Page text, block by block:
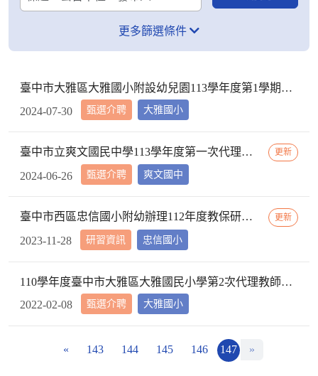
更多篩選條件
甄選介聘
臺中市大雅區大雅國小附設幼兒園113學年度第1學期【代理教師】招考甄選錄取公告，已足額錄取，不續辦甄選作業。
大雅國小
2024-07-30
甄選介聘
臺中市立爽文國民中學113學年度第一次代理教師甄選簡章(一次公告分次招考) 更新
爽文國中
2024-06-26
研習資訊
臺中市西區忠信國小附幼辦理112年度教保研習─ 「嬰幼用藥安全~就是「藥」你好好的」，請鼓勵貴校(園)教保服務人員踴躍參加 更新
忠信國小
2023-11-28
甄選介聘
110學年度臺中市大雅區大雅國民小學第2次代理教師甄選第2次招考結果公告
大雅國小
2022-02-08
« 143 144 145 146 147 »